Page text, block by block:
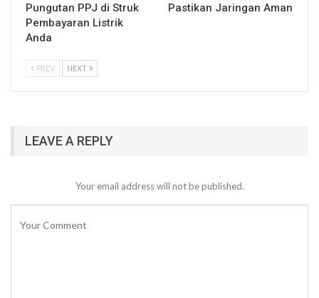
Pungutan PPJ di Struk
Pembayaran Listrik
Anda
Pastikan Jaringan Aman
PREV NEXT
LEAVE A REPLY
Your email address will not be published.